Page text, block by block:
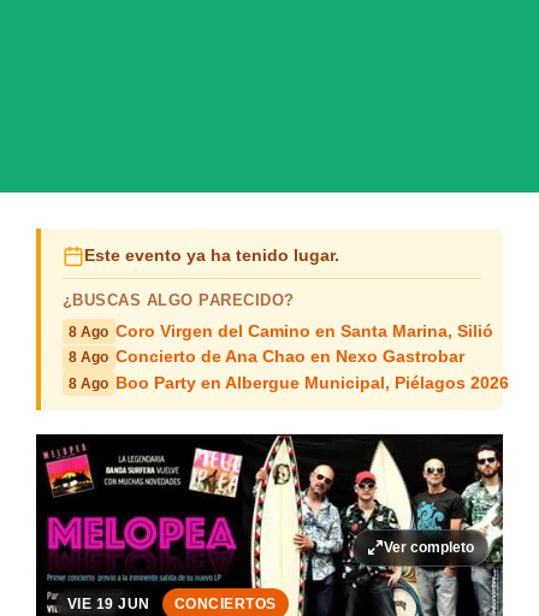
Este evento ya ha tenido lugar.
¿BUSCAS ALGO PARECIDO?
8 Ago Coro Virgen del Camino en Santa Marina, Silió
8 Ago Concierto de Ana Chao en Nexo Gastrobar
8 Ago Boo Party en Albergue Municipal, Piélagos 2026
Ver completo
VIE 19 JUN CONCIERTOS